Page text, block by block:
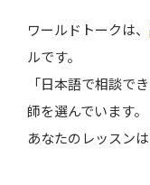
ワールドトークは、
ルです。
「日本語で相談で
師を選んでいます。
あなたのレッスン